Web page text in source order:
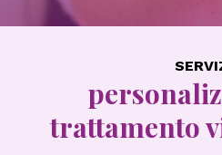
trattamento